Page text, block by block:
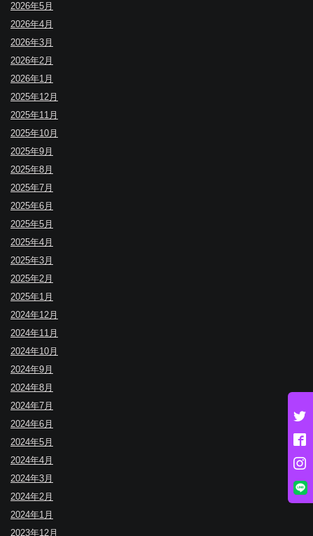
2026年5月
2026年4月
2026年3月
2026年2月
2026年1月
2025年12月
2025年11月
2025年10月
2025年9月
2025年8月
2025年7月
2025年6月
2025年5月
2025年4月
2025年3月
2025年2月
2025年1月
2024年12月
2024年11月
2024年10月
2024年9月
2024年8月
2024年7月
2024年6月
2024年5月
2024年4月
2024年3月
2024年2月
2024年1月
2023年12月